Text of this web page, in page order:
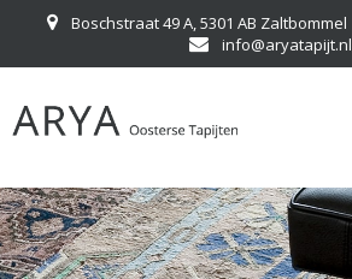
Boschstraat 49 A, 5301 AB Zaltbommel
info@aryatapijt.nl